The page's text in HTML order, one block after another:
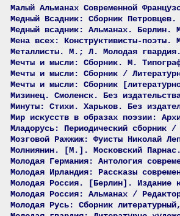
Малый Альманах Современной
Медный Всадник: Сборник
Медный всадник: Альманах.
Мена всех: Конструктивисты-поэты.
Металлисты. М.; Л. Молодая
Мечты и мысли: Сборник. М.
Мечты и мысли: Сборник /
Мечты и мысли: Сборник
Мизинец. Смоленск. Без
Минуты: Стихи. Харьков. Без
Мир искусств в образах поэзии:
Младорусь: Периодический
Мозговой Ражжиж: Фуисты Николай
Молниянин. [М.]. Московский
Молодая Германия: Антология
Молодая Ирландия: Рассказы
Молодая Россия. [Берлин]. Издание
Молодая Россия: Альманах /
Молодая Русь: Сборник